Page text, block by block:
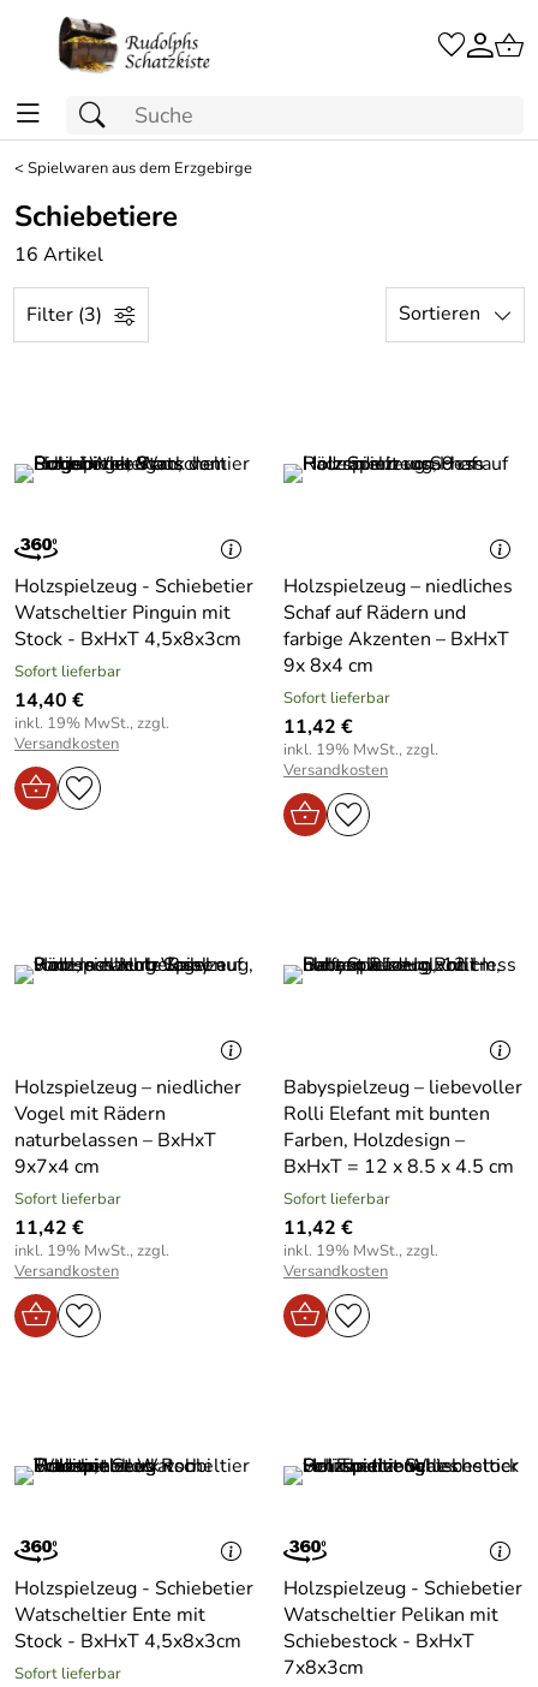
<Spielwaren aus dem Erzgebirge
Schiebetiere
16 Artikel
Filter (3) Sortieren
Holzspielzeug - Schiebetier
Watscheltier Pinguin mit
Stock - BxHxT 4,5x8x3cm
Sofort lieferbar
14,40 €
inkl. 19% MwSt., zzgl.
Versandkosten
Holzspielzeug – niedliches
Schaf auf Rädern und
farbige Akzenten – BxHxT
9x 8x4 cm
Sofort lieferbar
11,42 €
inkl. 19% MwSt., zzgl.
Versandkosten
Holzspielzeug – niedlicher
Vogel mit Rädern
naturbelassen – BxHxT
9x7x4 cm
Sofort lieferbar
11,42 €
inkl. 19% MwSt., zzgl.
Versandkosten
Babyspielzeug – liebevoller
Rolli Elefant mit bunten
Farben, Holzdesign –
BxHxT = 12 x 8.5 x 4.5 cm
Sofort lieferbar
11,42 €
inkl. 19% MwSt., zzgl.
Versandkosten
Holzspielzeug - Schiebetier
Watscheltier Ente mit
Stock - BxHxT 4,5x8x3cm
Sofort lieferbar
Holzspielzeug - Schiebetier
Watscheltier Pelikan mit
Schiebestock - BxHxT
7x8x3cm